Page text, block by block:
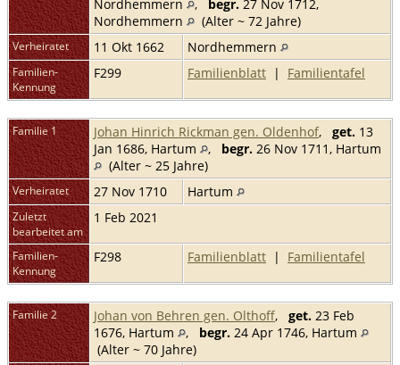
Nordhemmern
, begr. 27 Nov 1712,
Nordhemmern
(Alter ~ 72 Jahre)
Verheiratet 11 Okt 1662 Nordhemmern
Familien-
Kennung
F299 Familienblatt | Familientafel
Familie 1 Johan Hinrich Rickman gen. Oldenhof, get. 13
Jan 1686, Hartum
, begr. 26 Nov 1711, Hartum
(Alter ~ 25 Jahre)
Verheiratet 27 Nov 1710 Hartum
Zuletzt
bearbeitet am
1 Feb 2021
Familien-
Kennung
F298 Familienblatt | Familientafel
Familie 2 Johan von Behren gen. Olthoff, get. 23 Feb
1676, Hartum
, begr. 24 Apr 1746, Hartum
(Alter ~ 70 Jahre)